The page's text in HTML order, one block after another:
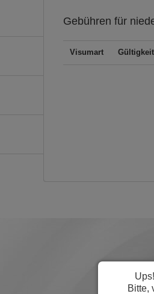
Gebühren für
Visumart Gültigkeit
Bitte,